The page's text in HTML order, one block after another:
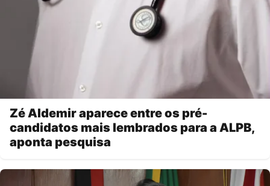
Zé Aldemir aparece entre os pré-
candidatos mais lembrados para a ALPB,
aponta pesquisa